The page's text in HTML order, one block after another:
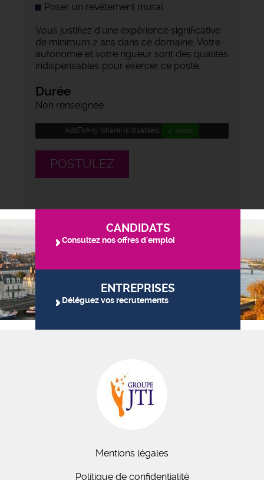
Poser un revêtement mural
Vous justifiez d'une expérience significative
de minimum 2 ans dans ce domaine. Votre
autonomie et votre rigueur sont des qualités
indispensables pour exercer ce poste.
Durée
Non renseignée
AddToAny (share) is disabled. ✓ Allow
POSTULEZ
CANDIDATS
Consultez nos offres d'emploi
ENTREPRISES
Déléguez vos recrutements
Mentions légales
Politique de confidentialité